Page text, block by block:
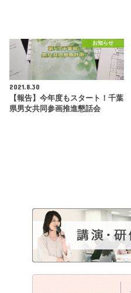
お知らせ
2021.8.30
【報告】今年度もスタート！千葉
県男女共同参画推進懇話会